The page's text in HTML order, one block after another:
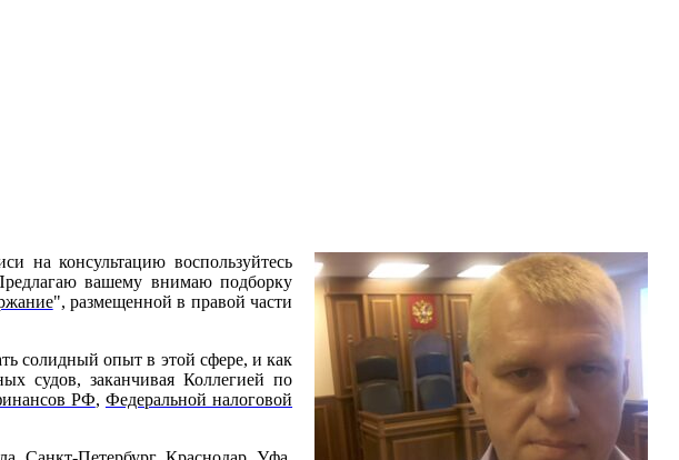
на консультацию воспользуйтесь
вашему внимаю подборку
", размещенной в правой части
солидный опыт в этой сфере, и как
судов, заканчивая Коллегией по
РФ, Федеральной налоговой